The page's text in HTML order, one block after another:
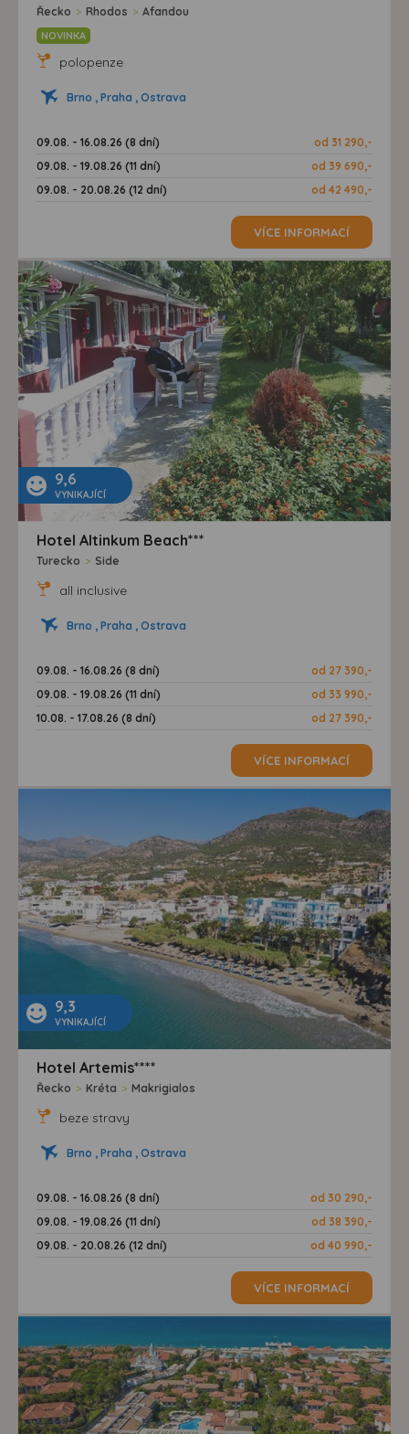
Řecko > Rhodos > Afandou
NOVINKA
polopenze
Brno , Praha , Ostrava
09.08. - 16.08.26 (8 dní)
od 31 290,-
09.08. - 19.08.26 (11 dní)
od 39 690,-
09.08. - 20.08.26 (12 dní)
od 42 490,-
VÍCE INFORMACÍ
9,6
VYNIKAJÍCÍ
Hotel Altinkum Beach***
Turecko > Side
all inclusive
Brno , Praha , Ostrava
09.08. - 16.08.26 (8 dní)
od 27 390,-
09.08. - 19.08.26 (11 dní)
od 33 990,-
10.08. - 17.08.26 (8 dní)
od 27 390,-
VÍCE INFORMACÍ
9,3
VYNIKAJÍCÍ
Hotel Artemis****
Řecko > Kréta > Makrigialos
beze stravy
Brno , Praha , Ostrava
09.08. - 16.08.26 (8 dní)
od 30 290,-
09.08. - 19.08.26 (11 dní)
od 38 390,-
09.08. - 20.08.26 (12 dní)
od 40 990,-
VÍCE INFORMACÍ